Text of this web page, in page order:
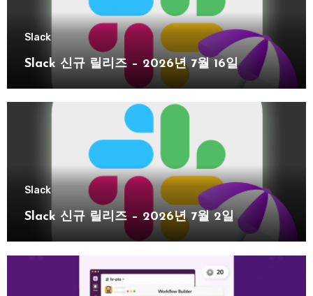
Slack
Slack 신규 릴리즈 – 2026년 7월 16일
Slack
Slack 신규 릴리즈 – 2026년 7월 2일